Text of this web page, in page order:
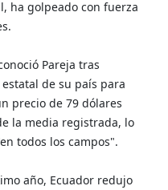
ha golpeado con fuerza
Pareja tras
de su país para
precio de 79 dólares
la media registrada, lo
todos los campos".
año, Ecuador redujo